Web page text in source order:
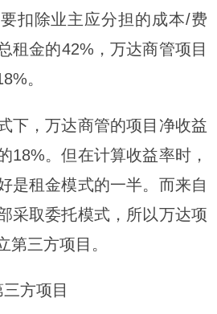
扣除业主应分担的成本/费
租金的42%，万达商管项目
。
下，万达商管的项目净收益
18%。但在计算收益率时，
是租金模式的一半。而来自
采取委托模式，所以万达项
第三方项目。
方项目